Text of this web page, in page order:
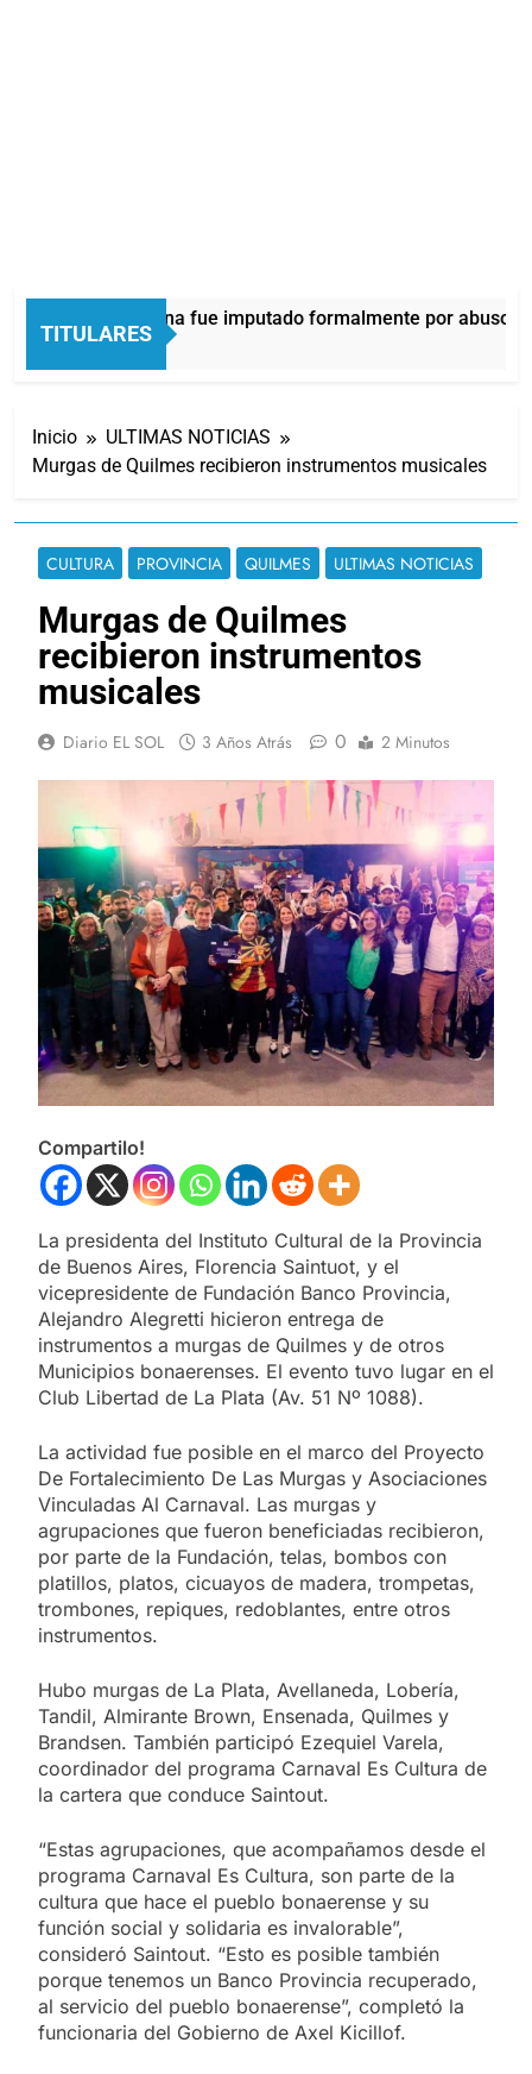
TITULARES
Thiago Medina fue imputado formalmente por abuso
32 Minutos Atrás
Inicio
ULTIMAS NOTICIAS
Murgas de Quilmes recibieron instrumentos musicales
CULTURA PROVINCIA QUILMES ULTIMAS NOTICIAS
Murgas de Quilmes
recibieron instrumentos
musicales
Diario EL SOL 3 Años Atrás 0 2 Minutos
Compartilo!
La presidenta del Instituto Cultural de la Provincia
de Buenos Aires, Florencia Saintuot, y el
vicepresidente de Fundación Banco Provincia,
Alejandro Alegretti hicieron entrega de
instrumentos a murgas de Quilmes y de otros
Municipios bonaerenses. El evento tuvo lugar en el
Club Libertad de La Plata (Av. 51 Nº 1088).
La actividad fue posible en el marco del Proyecto
De Fortalecimiento De Las Murgas y Asociaciones
Vinculadas Al Carnaval. Las murgas y
agrupaciones que fueron beneficiadas recibieron,
por parte de la Fundación, telas, bombos con
platillos, platos, cicuayos de madera, trompetas,
trombones, repiques, redoblantes, entre otros
instrumentos.
Hubo murgas de La Plata, Avellaneda, Lobería,
Tandil, Almirante Brown, Ensenada, Quilmes y
Brandsen. También participó Ezequiel Varela,
coordinador del programa Carnaval Es Cultura de
la cartera que conduce Saintout.
“Estas agrupaciones, que acompañamos desde el
programa Carnaval Es Cultura, son parte de la
cultura que hace el pueblo bonaerense y su
función social y solidaria es invalorable”,
consideró Saintout. “Esto es posible también
porque tenemos un Banco Provincia recuperado,
al servicio del pueblo bonaerense”, completó la
funcionaria del Gobierno de Axel Kicillof.